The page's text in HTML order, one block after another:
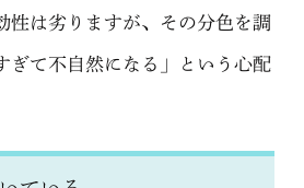
性は劣りますが、その分色を調
ぎて不自然になる」という心配